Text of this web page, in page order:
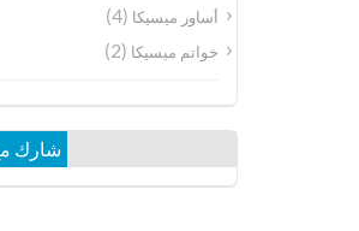
أساور ميسيكا (4)
خواتم ميسيكا (2)
شارك